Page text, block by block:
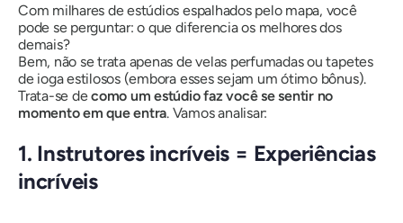
Com milhares de estúdios espalhados pelo mapa, você
pode se perguntar:o que diferencia os melhores dos
demais?
Bem, não se trata apenas de velas perfumadas ou tapetes
de ioga estilosos (embora esses sejam um ótimo bônus).
Trata-se decomo um estúdio faz você se sentir no
momento em que entra. Vamos analisar:
1. Instrutores incríveis = Experiências
incríveis